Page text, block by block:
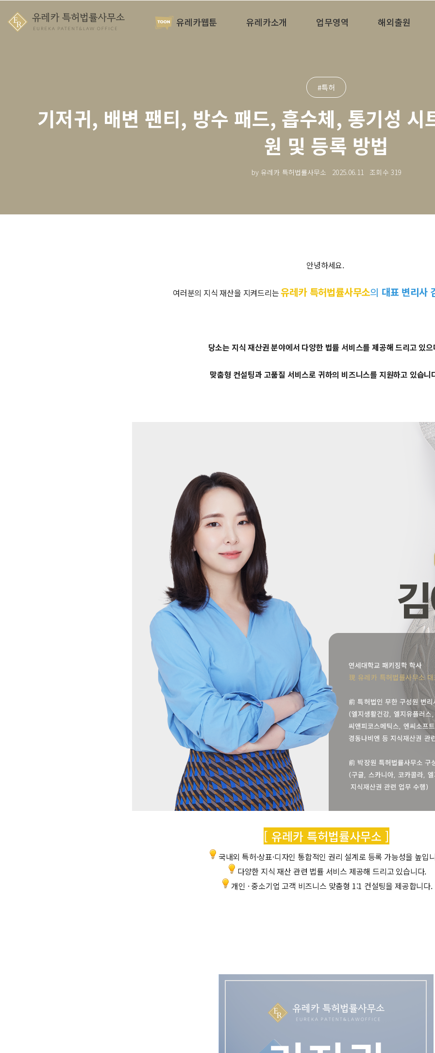
유레카웹툰 유레카소개 업무영역 해외출원
#특허
기저귀, 배변 팬티, 방수 패드, 흡수체, 통기성 시
원 및 등록 방법
by 유레카 특허법률사무소 2025.06.11 조회수 319
안녕하세요.
여러분의 지식 재산을 지켜드리는유레카 특허법률사무소의 대표 변리사
당소는 지식 재산권 분야에서 다양한 법률 서비스를 제공해 드리고 있
맞춤형 컨설팅과 고품질 서비스로 귀하의 비즈니스를 지원하고 있습
[ 유레카 특허법률사무소 ]
국내외 특허·상표·디자인 통합적인 권리 설계로 등록 가능성을 높입
다양한 지식 재산 관련 법률 서비스 제공해 드리고 있습니다.
개인 · 중소기업 고객 비즈니스 맞춤형 1:1 컨설팅을 제공합니다.